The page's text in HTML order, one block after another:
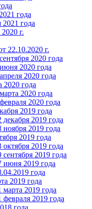
года
года
г.
22.10.2020 г.
2020 года
2020 года
2020 года
года
2020 года
2020 года
2019 года
2019 года
2019 года
2019 года
2019 года
2019 года
2019 года
года
2019 года
2019 года
2019 года
года